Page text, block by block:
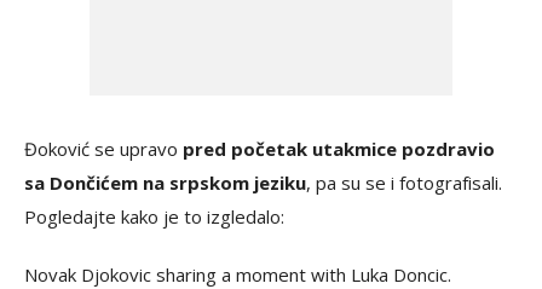
Đoković se upravo pred početak utakmice pozdravio
sa Dončićem na srpskom jeziku, pa su se i fotografisali.
Pogledajte kako je to izgledalo:
Novak Djokovic sharing a moment with Luka Doncic.